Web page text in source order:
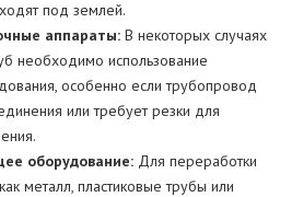
под землей.
аппараты: В некоторых случаях
необходимо использование
особенно если трубопровод
или требует резки для
оборудование: Для переработки
металл, пластиковые трубы или